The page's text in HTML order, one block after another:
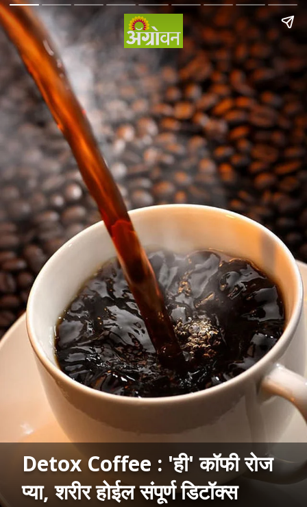
Detox Coffee : 'ही' कॉफी रोज
प्या, शरीर होईल संपूर्ण डिटॉक्स